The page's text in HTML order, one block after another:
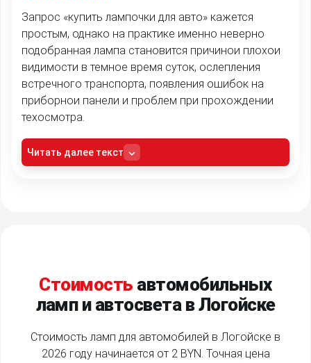
Запрос «купить лампочки для авто» кажется
простым, однако на практике именно неверно
подобранная лампа становится причинои плохои
видимости в темное время суток, ослепления
встречного транспорта, появления ошибок на
приборнои панели и проблем при прохождении
техосмотра.
Читать далее текст
Cтоимость автомобильных
ламп и автосвета в Логойске
Стоимость ламп для автомобилей в Логойске в
2026 году начинается от 2 BYN. Точная цена